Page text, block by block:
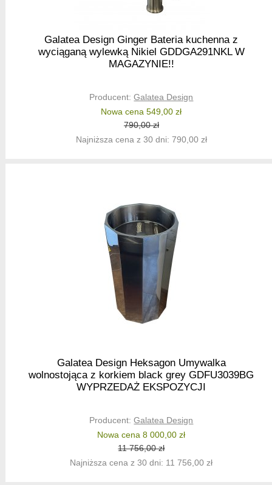
Galatea Design Ginger Bateria kuchenna z
wyciąganą wylewką Nikiel GDDGA291NKL W
MAGAZYNIE!!
Producent:Galatea Design
Nowa cena 549,00 zł
790,00 zł
Najniższa cena z 30 dni: 790,00 zł
Galatea Design Heksagon Umywalka
wolnostojąca z korkiem black grey GDFU3039BG
WYPRZEDAŻ EKSPOZYCJI
Producent:Galatea Design
Nowa cena 8 000,00 zł
11 756,00 zł
Najniższa cena z 30 dni: 11 756,00 zł